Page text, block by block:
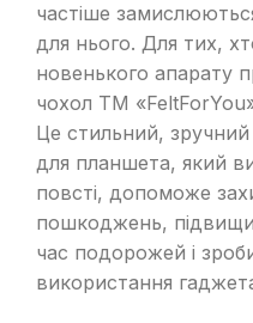
частіше
для нього. Для тих,
новенького апарату
чохол ТМ
Це стильний, зручний
для планшета, який
повсті, допоможе
пошкоджень,
час подорожей і
використання